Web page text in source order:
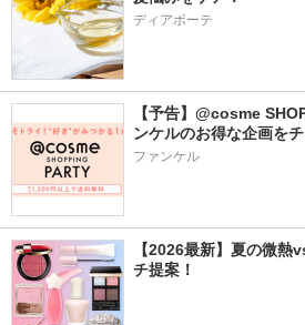
ディアボーテ
【予告】@cosme
ンケルのお得な企画を
ファンケル
【2026最新】夏の微熱
チ提案！